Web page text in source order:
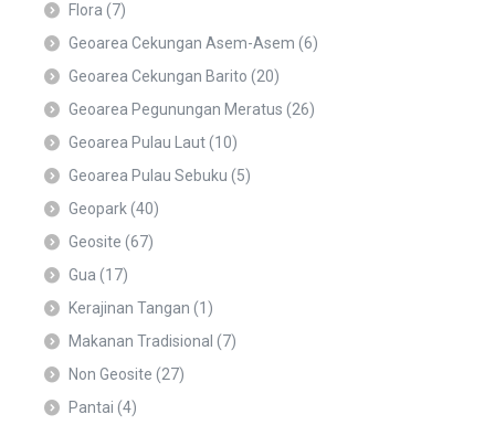
Flora (7)
Geoarea Cekungan Asem-Asem (6)
Geoarea Cekungan Barito (20)
Geoarea Pegunungan Meratus (26)
Geoarea Pulau Laut(10)
Geoarea Pulau Sebuku (5)
Geopark(40)
Geosite (67)
Gua (17)
Kerajinan Tangan (1)
Makanan Tradisional (7)
Non Geosite (27)
Pantai (4)